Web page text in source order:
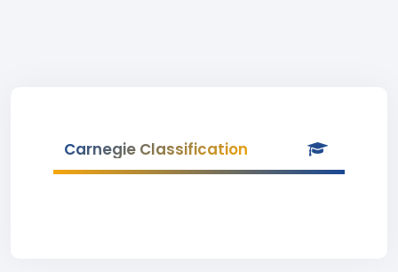
Carnegie Classification